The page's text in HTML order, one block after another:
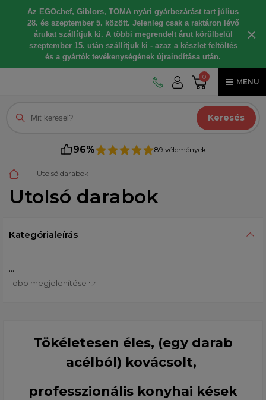
Az EGOchef, Giblors, TOMA nyári gyárbezárást tart július
28. és szeptember 5. között. Jelenleg csak a raktáron lévő
árukat szállítjuk ki. A többi megrendelt árut körülbelül
szeptember 15. után szállítjuk ki - azaz a készlet feltöltés
és a gyártók tevékenységének újraindítása után.
×
0
MENU
Keresés
96% 89 vélemények
Utolsó darabok
Utolsó darabok
Kategórialeírás
...
Több megjelenítése
Tökéletesen éles, (egy darab
acélból) kovácsolt,
professzionális konyhai kések